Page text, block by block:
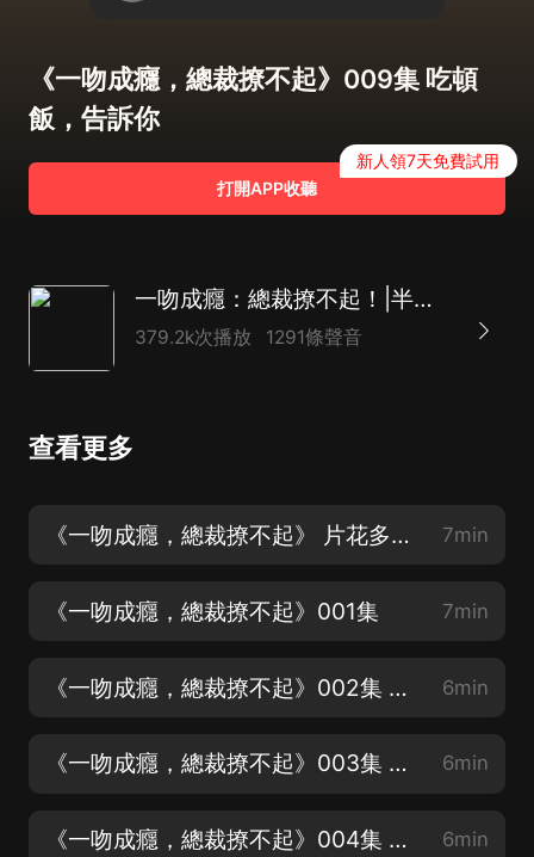
《一吻成癮，總裁撩不起》009集 吃頓
飯，告訴你
打開APP收聽
新人領7天免費試用
一吻成癮：總裁撩不起！|半紙鴻鵲&離沐寒領銜精品多人霸總文
379.2k次播放 1291條聲音
查看更多
《一吻成癮，總裁撩不起》 片花多人小說~半紙鴻鵲&離沐寒領銜演播 7min
《一吻成癮，總裁撩不起》001集 7min
《一吻成癮，總裁撩不起》002集 強吻 6min
《一吻成癮，總裁撩不起》003集 麻煩結賬 6min
《一吻成癮，總裁撩不起》004集 外人 6min